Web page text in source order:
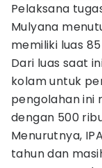
Pelaksana
Mulyana
memiliki luas
Dari luas saat
kolam untuk
pengolahan ini
dengan 500
Menurutnya,
tahun dan